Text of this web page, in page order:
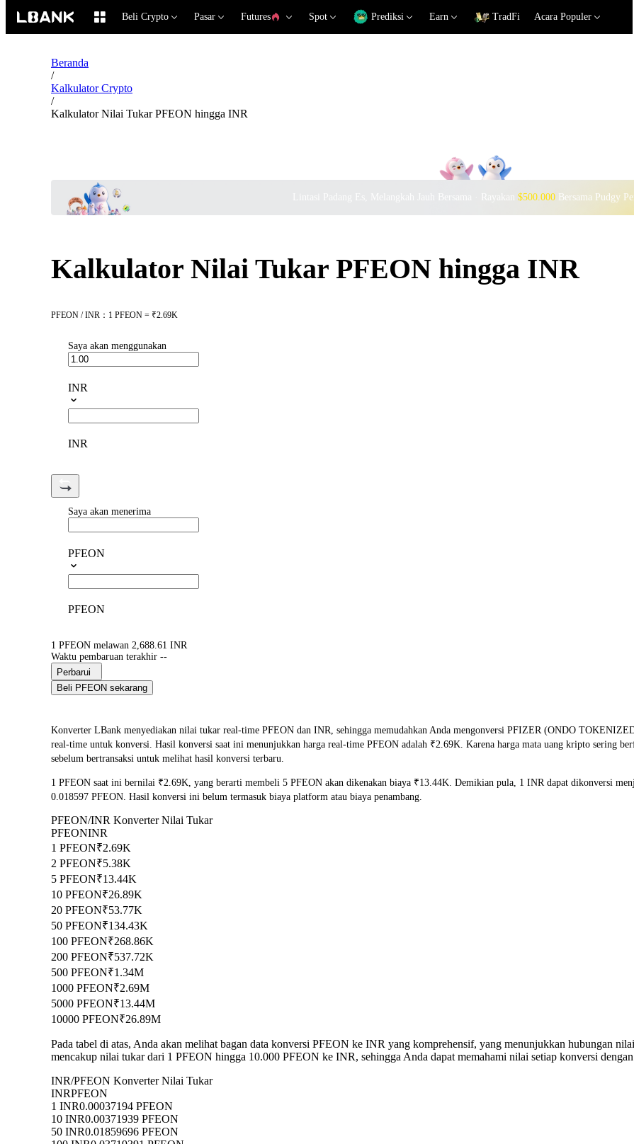
Beli Crypto Pasar Futures Spot Prediksi Earn TradFi Acara Populer
Beranda
/
Kalkulator Crypto
/
Kalkulator Nilai Tukar PFEON hingga INR
Lintasi Padang Es, Melangkah Jauh Bersama · Rayakan $500.000 Bersama Pudgy
Kalkulator Nilai Tukar PFEON hingga INR
PFEON / INR：1 PFEON = ₹2.69K
Saya akan menggunakan
INR
INR
Saya akan menerima
PFEON
PFEON
1 PFEON melawan 2,688.61 INR
Waktu pembaruan terakhir --
Perbarui
Beli PFEON sekarang
Konverter LBank menyediakan nilai tukar real-time PFEON dan INR, sehingga memudahkan Anda mengonversi PFIZER (ONDO
real-time untuk konversi. Hasil konversi saat ini menunjukkan harga real-time PFEON adalah ₹2.69K. Karena harga mata uang kripto sering
sebelum bertransaksi untuk melihat hasil konversi terbaru.
1 PFEON saat ini bernilai ₹2.69K, yang berarti membeli 5 PFEON akan dikenakan biaya ₹13.44K. Demikian pula, 1 INR dapat dikonversi
0.018597 PFEON. Hasil konversi ini belum termasuk biaya platform atau biaya penambang.
PFEON/INR Konverter Nilai Tukar
PFEONINR
1 PFEON₹2.69K
2 PFEON₹5.38K
5 PFEON₹13.44K
10 PFEON₹26.89K
20 PFEON₹53.77K
50 PFEON₹134.43K
100 PFEON₹268.86K
200 PFEON₹537.72K
500 PFEON₹1.34M
1000 PFEON₹2.69M
5000 PFEON₹13.44M
10000 PFEON₹26.89M
Pada tabel di atas, Anda akan melihat bagan data konversi PFEON ke INR yang komprehensif, yang menunjukkan hubungan
mencakup nilai tukar dari 1 PFEON hingga 10.000 PFEON ke INR, sehingga Anda dapat memahami nilai setiap konversi dengan
INR/PFEON Konverter Nilai Tukar
INRPFEON
1 INR0.00037194 PFEON
10 INR0.00371939 PFEON
50 INR0.01859696 PFEON